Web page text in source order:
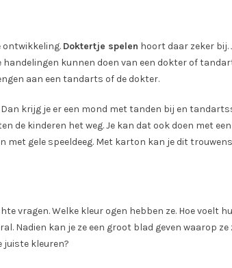
ontwikkeling. Doktertje spelen hoort daar zeker bij.
handelingen kunnen doen van een dokter of
aan een tandarts of de dokter.
krijg je er een mond met tanden bij en
de kinderen het weg. Je kan dat ook doen met
gele speeldeeg. Met karton kan je dit
vragen. Welke kleur ogen hebben ze. Hoe voelt
Nadien kan je ze een groot blad geven waarop
juiste kleuren?